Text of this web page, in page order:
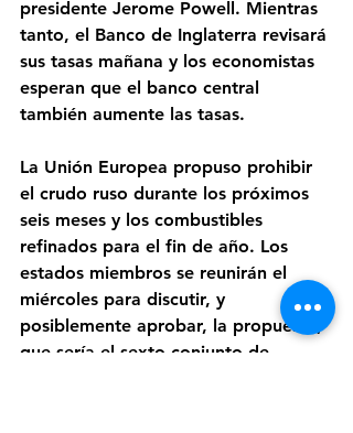
presidente Jerome Powell. Mientras
tanto, el Banco de Inglaterra revisará
sus tasas mañana y los economistas
esperan que el banco central
también aumente las tasas.
La Unión Europea propuso prohibir
el crudo ruso durante los próximos
seis meses y los combustibles
refinados para el fin de año. Los
estados miembros se reunirán el
miércoles para discutir, y
posiblemente aprobar, la propuesta,
que sería el sexto conjunto de